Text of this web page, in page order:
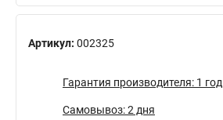
Артикул: 002325
Гарантия производителя: 1 год
Самовывоз: 2 дня